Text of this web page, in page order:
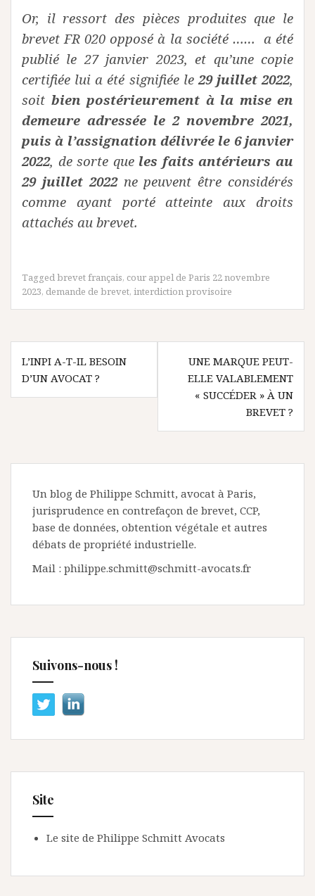
Or, il ressort des pièces produites que le
brevet FR 020 opposé à la société …… a été
publié le 27 janvier 2023, et qu’une copie
certifiée lui a été signifiée le29 juillet 2022,
soit bien postérieurement à la mise en
demeure adressée le 2 novembre 2021,
puis à l’assignation délivrée le 6 janvier
2022, de sorte que les faits antérieurs au
29 juillet 2022ne peuvent être considérés
comme ayant porté atteinte aux droits
attachés au brevet.
Taggedbrevet français, cour appel de Paris 22 novembre
2023, demande de brevet, interdiction provisoire
Navigation
de
l’article
L’INPI A-T-IL BESOIN
D’UN AVOCAT ?
UNE MARQUE PEUT-
ELLE VALABLEMENT
« SUCCÉDER » À UN
BREVET ?
Un blog de Philippe Schmitt, avocat à Paris,
jurisprudence en contrefaçon de brevet, CCP,
base de données, obtention végétale et autres
débats de propriété industrielle.
Mail : philippe.schmitt@schmitt-avocats.fr
Suivons-nous !
Site
Le site de Philippe Schmitt Avocats